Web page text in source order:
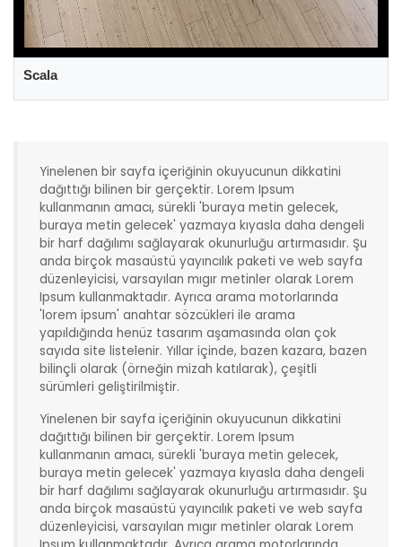
Scala
Yinelenen bir sayfa içeriğinin okuyucunun dikkatini
dağıttığı bilinen bir gerçektir. Lorem Ipsum
kullanmanın amacı, sürekli 'buraya metin gelecek,
buraya metin gelecek' yazmaya kıyasla daha dengeli
bir harf dağılımı sağlayarak okunurluğu artırmasıdır. Şu
anda birçok masaüstü yayıncılık paketi ve web sayfa
düzenleyicisi, varsayılan mıgır metinler olarak Lorem
Ipsum kullanmaktadır. Ayrıca arama motorlarında
'lorem ipsum' anahtar sözcükleri ile arama
yapıldığında henüz tasarım aşamasında olan çok
sayıda site listelenir. Yıllar içinde, bazen kazara, bazen
bilinçli olarak (örneğin mizah katılarak), çeşitli
sürümleri geliştirilmiştir.
Yinelenen bir sayfa içeriğinin okuyucunun dikkatini
dağıttığı bilinen bir gerçektir. Lorem Ipsum
kullanmanın amacı, sürekli 'buraya metin gelecek,
buraya metin gelecek' yazmaya kıyasla daha dengeli
bir harf dağılımı sağlayarak okunurluğu artırmasıdır. Şu
anda birçok masaüstü yayıncılık paketi ve web sayfa
düzenleyicisi, varsayılan mıgır metinler olarak Lorem